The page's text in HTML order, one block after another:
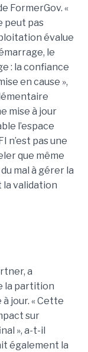
FormerGov. «
peut pas
évalue
le
: la confiance
en cause »,
mise à jour
l’espace
n’est pas une
que même
mal à gérer la
la validation
a
la partition
jour. « Cette
sur
», a-t-il
également la